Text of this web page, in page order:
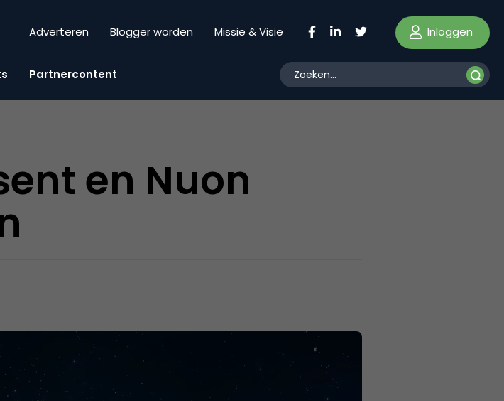
Adverteren Blogger worden Missie & Visie Inloggen
Partnercontent
en Nuon